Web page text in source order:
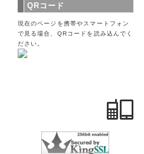
QRコード
現在のページを携帯やスマートフォン
で見る場合、QRコードを読み込んでく
ださい。